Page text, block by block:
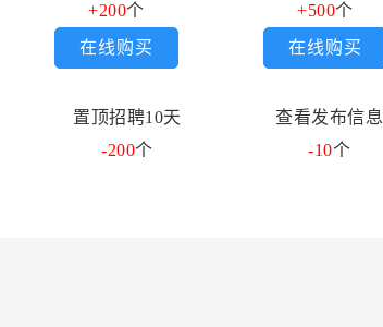
+200个
在线购买
+500个
在线购买
置顶招聘10天
查看发布信息
-200个 -10个